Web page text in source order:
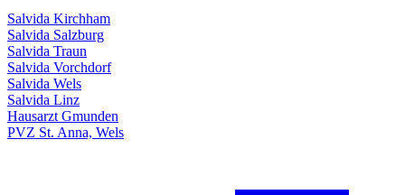
Salvida Kirchham
Salvida Salzburg
Salvida Traun
Salvida Vorchdorf
Salvida Wels
Salvida Linz
Hausarzt Gmunden
PVZ St. Anna, Wels